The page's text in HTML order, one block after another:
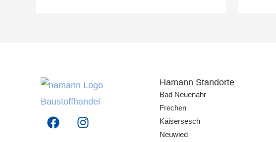
F
a
I
n
Hamann Standorte
Bad Neuenahr
Frechen
Kaisersesch
Neuwied